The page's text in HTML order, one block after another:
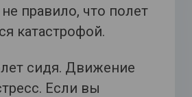
правило, что полет
катастрофой.
сидя. Движение
Если вы